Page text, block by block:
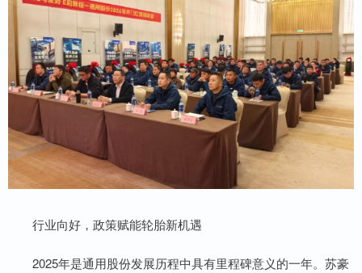
行业向好，政策赋能轮胎新机遇
2025年是通用股份发展历程中具有里程碑意义的一年。苏豪